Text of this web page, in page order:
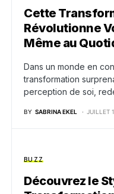
Cette
Révolutionne
Même au
Dans un monde en
transformation
perception de soi,
BY SABRINA EKEL JUILLET
BUZZ
Découvrez le